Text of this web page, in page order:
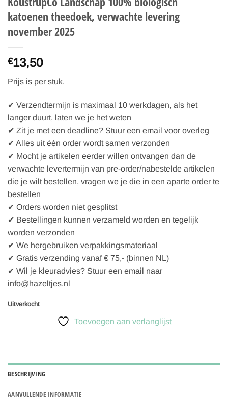
katoenen theedoek, verwachte levering
november 2025
€13,50
Prijs is per stuk.
✔ Verzendtermijn is maximaal 10 werkdagen, als het
langer duurt, laten we je het weten
✔ Zit je met een deadline? Stuur een email voor overleg
✔ Alles uit één order wordt samen verzonden
✔ Mocht je artikelen eerder willen ontvangen dan de
verwachte levertermijn van pre-order/nabestelde artikelen
die je wilt bestellen, vragen we je die in een aparte order te
bestellen
✔ Orders worden niet gesplitst
✔ Bestellingen kunnen verzameld worden en tegelijk
worden verzonden
✔ We hergebruiken verpakkingsmateriaal
✔ Gratis verzending vanaf € 75,- (binnen NL)
✔ Wil je kleuradvies? Stuur een email naar
info@hazeltjes.nl
Uitverkocht
Toevoegen aan verlanglijst
BESCHRIJVING
AANVULLENDE INFORMATIE